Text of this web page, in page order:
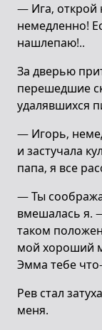
— Ига, открой
немедленно!
нашлепаю!..
За дверью
перешедшие
удалявшихся
— Игорь,
и застучала
папа, я все
— Ты
вмешалась я.
таком
мой хороший
Эмма тебе
Рев стал
меня.